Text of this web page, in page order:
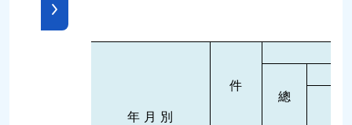
年 月 別
件
總